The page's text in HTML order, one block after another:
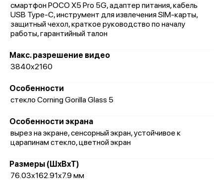
смартфон POCO X5 Pro 5G, адаптер питания, кабель
USB Type-C, инструмент для извлечения SIM-карты,
защитный чехол, краткое руководство по началу
работы, гарантийный талон
Макс. разрешение видео
3840x2160
Особенности
стекло Corning Gorilla Glass 5
Особенности экрана
вырез на экране, сенсорный экран, устойчивое к
царапинам стекло, цветной экран
Размеры (ШxВxТ)
76.03x162.91x7.9 мм